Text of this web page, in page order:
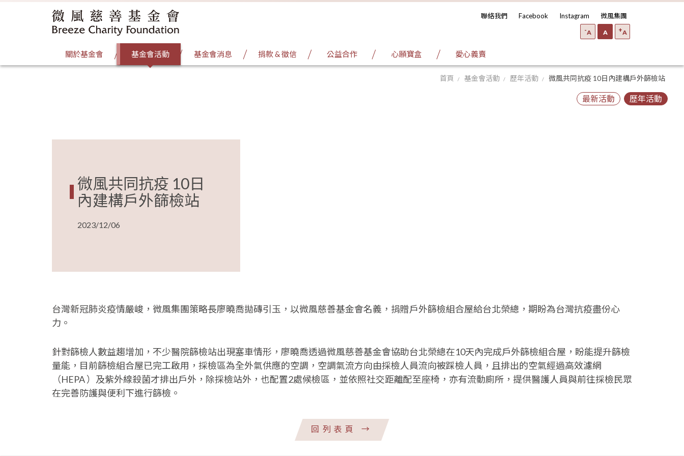
聯絡我們 Facebook Instagram 微風集團
+A
A
-A
關於基金會 基金會活動 基金會消息 捐款 & 徵信 公益合作 心願寶盒 愛心義賣
首頁 基金會活動 歷年活動 微風共同抗疫 10日內建構戶外篩檢站
最新活動 歷年活動
微風共同抗疫 10日
內建構戶外篩檢站
2023/12/06
台灣新冠肺炎疫情嚴峻，微風集團策略長廖曉喬拋磚引玉，以微風慈善基金會名義，捐贈戶外篩檢組合屋給台北榮總，期盼為台灣抗疫盡份心
力。
針對篩檢人數益趨增加，不少醫院篩檢站出現塞車情形，廖曉喬透過微風慈善基金會協助台北榮總在10天內完成戶外篩檢組合屋，盼能提升篩檢
量能，目前篩檢組合屋已完工啟用，採檢區為全外氣供應的空調，空調氣流方向由採檢人員流向被踩檢人員，且排出的空氣經過高效濾網
（HEPA ）及紫外線殺菌才排出戶外，除採檢站外，也配置2處候檢區，並依照社交距離配至座椅，亦有流動廁所，提供醫護人員與前往採檢民眾
在完善防護與便利下進行篩檢。
回列表頁→